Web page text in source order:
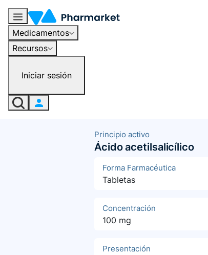
Medicamentos
Recursos
Iniciar sesión
Principio activo
Ácido acetilsalicílico
Forma Farmacéutica
Tabletas
Concentración
100 mg
Presentación